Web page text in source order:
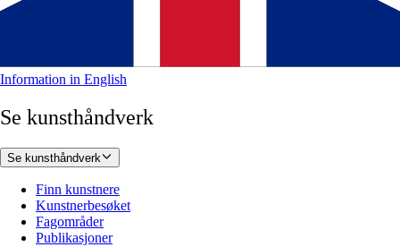
Information in English
Se kunsthåndverk
Se kunsthåndverk
Finn kunstnere
Kunstnerbesøket
Fagområder
Publikasjoner